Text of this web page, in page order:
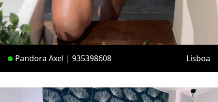
Pandora Axel | 935398608 Lisboa